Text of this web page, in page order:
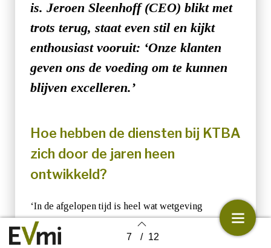
Back to index 7 / 12
is. Jeroen Sleenhoff (CEO) blikt met
trots terug, staat even stil en kijkt
enthousiast vooruit: ‘Onze klanten
geven ons de voeding om te kunnen
blijven excelleren.’
Hoe hebben de diensten bij KTBA
zich door de jaren heen
ontwikkeld?
‘In de afgelopen tijd is heel wat wetgeving
veranderd. De wetgeving van nu is niet meer te
vergelijken met die van 25 jaar geleden. KTBA